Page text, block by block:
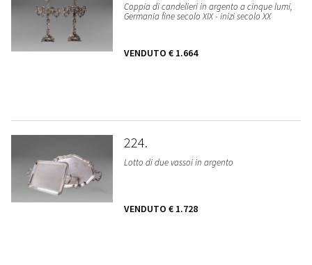
Coppia di candelieri in argento a cinque lumi,
Germania fine secolo XIX - inizi secolo XX
VENDUTO € 1.664
224
Lotto di due vassoi in argento
VENDUTO € 1.728